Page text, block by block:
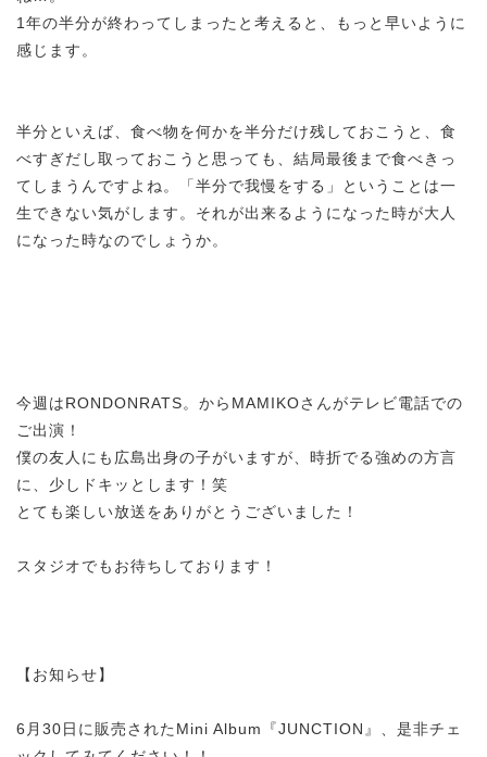
1年の半分が終わってしまったと考えると、もっと早いように
感じます。
半分といえば、食べ物を何かを半分だけ残しておこうと、食
べすぎだし取っておこうと思っても、結局最後まで食べきっ
てしまうんですよね。「半分で我慢をする」ということは一
生できない気がします。それが出来るようになった時が大人
になった時なのでしょうか。
今週はRONDONRATS。からMAMIKOさんがテレビ電話での
ご出演！
僕の友人にも広島出身の子がいますが、時折でる強めの方言
に、少しドキッとします！笑
とても楽しい放送をありがとうございました！
スタジオでもお待ちしております！
【お知らせ】
6月30日に販売されたMini Album『JUNCTION』、是非チェ